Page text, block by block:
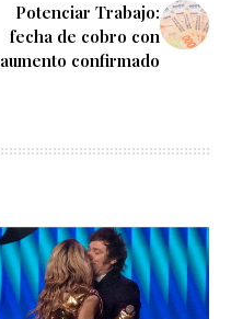
Potenciar Trabajo:
fecha de cobro con
aumento confirmado